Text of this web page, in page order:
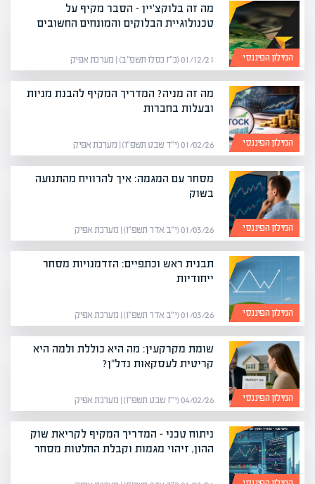
המילון הפיננסי
מה זה בלוקצ'יין – הסבר מקיף על
טכנולוגיית הבלוקים והמונחים החשובים
01/12/21 (כ״ז כסלו תשפ״ב) | מערכת אפיק
המילון הפיננסי
מה זה מניה? המדריך המקיף להבנת מניות
ובעלות בחברות
01/02/26 (י״ד שבט תשפ״ו) | מערכת אפיק
המילון הפיננסי
מסחר עם המגמה: איך להרוויח מהתנועה
בשוק
01/03/26 (י״ב אדר תשפ״ו) | מערכת אפיק
המילון הפיננסי
תבנית ראש וכתפיים: הזדמנויות מסחר
ייחודיות
01/03/26 (י״ב אדר תשפ״ו) | מערכת אפיק
המילון הפיננסי
שומת מקרקעין: מה היא כוללת ולמה היא
קריטית לעסקאות נדל"ן?
04/02/26 (י״ז שבט תשפ״ו) | מערכת אפיק
ניתוח טכני – המדריך המקיף לקריאת שוק
ההון, זיהוי מגמות וקבלת החלטות מסחר